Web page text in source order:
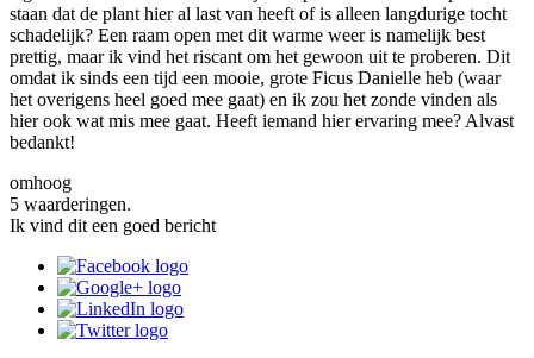
staan dat de plant hier al last van heeft of is alleen langdurige tocht
schadelijk? Een raam open met dit warme weer is namelijk best
prettig, maar ik vind het riscant om het gewoon uit te proberen. Dit
omdat ik sinds een tijd een mooie, grote Ficus Danielle heb (waar
het overigens heel goed mee gaat) en ik zou het zonde vinden als
hier ook wat mis mee gaat. Heeft iemand hier ervaring mee? Alvast
bedankt!
omhoog
5 waarderingen.
Ik vind dit een goed bericht